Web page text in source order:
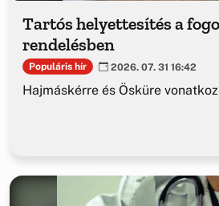
Tartós helyettesítés a
rendelésben
Populáris hír 2026. 07. 31 16:42
Hajmáskérre és Ösküre